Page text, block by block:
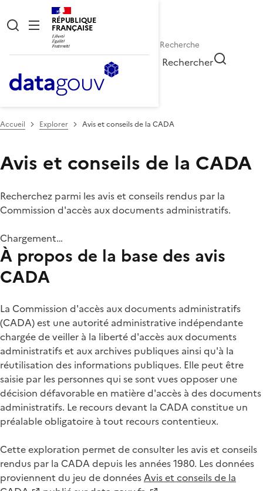
RÉPUBLIQUE
FRANÇAISE
Rechercher
Accueil Explorer Avis et conseils de la CADA
Avis et conseils de la CADA
Recherchez parmi les avis et conseils rendus par la
Commission d'accès aux documents administratifs.
Chargement…
À propos de la base des avis
CADA
La Commission d'accès aux documents administratifs
(CADA) est une autorité administrative indépendante
chargée de veiller à la liberté d'accès aux documents
administratifs et aux archives publiques ainsi qu'à la
réutilisation des informations publiques. Elle peut être
saisie par les personnes qui se sont vues opposer une
décision défavorable en matière d'accès à des documents
administratifs. Le recours devant la CADA constitue un
préalable obligatoire à tout recours contentieux.
Cette exploration permet de consulter les avis et conseils
rendus par la CADA depuis les années 1980. Les données
proviennent du jeu de donnéesAvis et conseils de la